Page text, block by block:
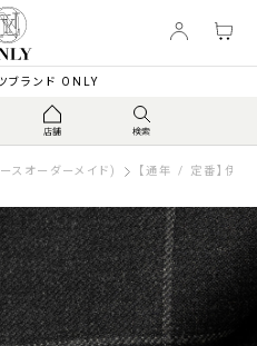
ブランド ONLY
スオーダーメイド) 【通年 / 定番】伊